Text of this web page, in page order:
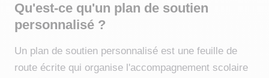
Qu'est-ce qu'un plan de soutien
personnalisé ?
Un plan de soutien personnalisé est une feuille de
route écrite qui organise l'accompagnement scolaire